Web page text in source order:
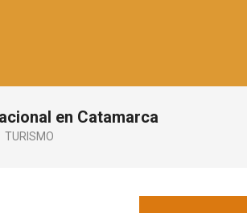
en Catamarca
TURISMO